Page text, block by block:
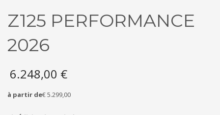
Z125 PERFORMANCE
2026
6.248,00 €
à partir de€ 5.299,00